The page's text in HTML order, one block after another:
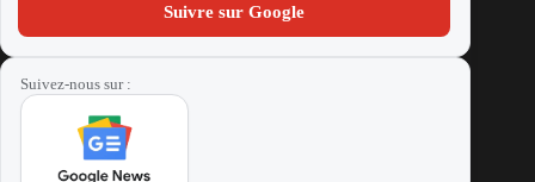
Suivre sur Google
Suivez-nous sur :